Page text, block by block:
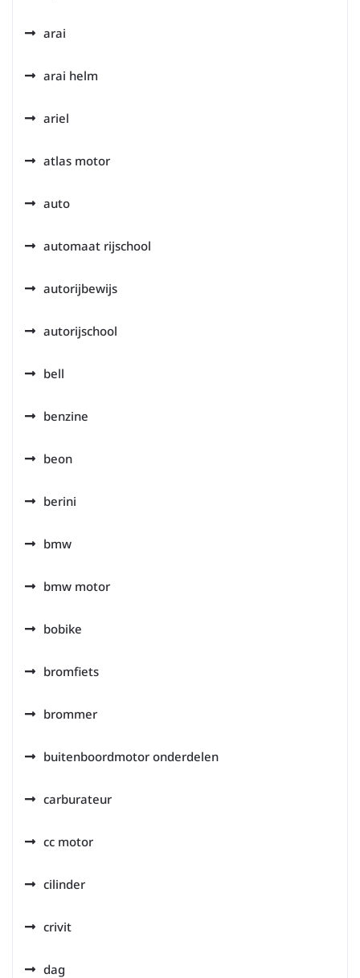
arai
arai helm
ariel
atlas motor
auto
automaat rijschool
autorijbewijs
autorijschool
bell
benzine
beon
berini
bmw
bmw motor
bobike
bromfiets
brommer
buitenboordmotor onderdelen
carburateur
cc motor
cilinder
crivit
dag